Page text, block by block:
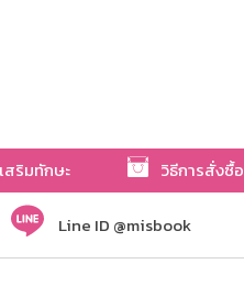
สริมทักษะ วิธีการสั่งซื้อ
Line ID @misbook